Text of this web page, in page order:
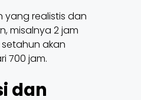
yang realistis dan
misalnya 2 jam
akan
700 jam.
dan